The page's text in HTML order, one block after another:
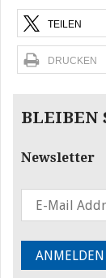
TEILEN
DRUCKEN
BLEIBEN
Newsletter